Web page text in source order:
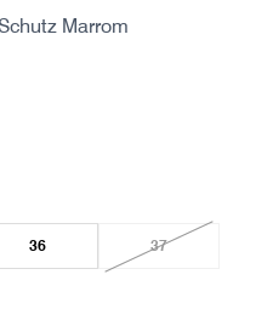
Marrom
36 37